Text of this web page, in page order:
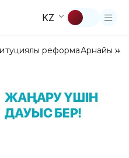
KZ
реформаАрнайы